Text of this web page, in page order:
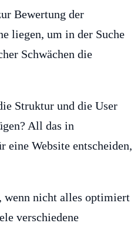
Bewertung der
liegen, um in der Suche
Schwächen die
Struktur und die User
All das in
Website entscheiden,
wenn nicht alles optimiert
verschiedene